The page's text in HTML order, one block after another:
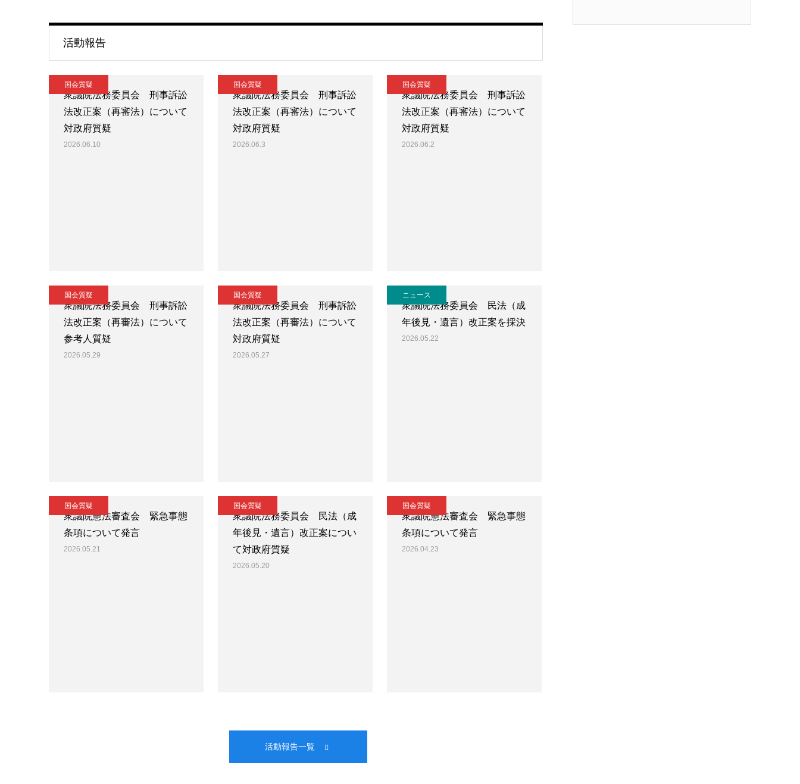
活動報告
国会質疑
衆議院法務委員会 刑事訴訟
法改正案（再審法）について
対政府質疑
2026.06.10
国会質疑
衆議院法務委員会 刑事訴訟
法改正案（再審法）について
対政府質疑
2026.06.3
国会質疑
衆議院法務委員会 刑事訴訟
法改正案（再審法）について
対政府質疑
2026.06.2
国会質疑
衆議院法務委員会 刑事訴訟
法改正案（再審法）について
参考人質疑
2026.05.29
国会質疑
衆議院法務委員会 刑事訴訟
法改正案（再審法）について
対政府質疑
2026.05.27
ニュース
衆議院法務委員会 民法（成
年後見・遺言）改正案を採決
2026.05.22
国会質疑
衆議院憲法審査会 緊急事態
条項について発言
2026.05.21
国会質疑
衆議院法務委員会 民法（成
年後見・遺言）改正案につい
て対政府質疑
2026.05.20
国会質疑
衆議院憲法審査会 緊急事態
条項について発言
2026.04.23
活動報告一覧